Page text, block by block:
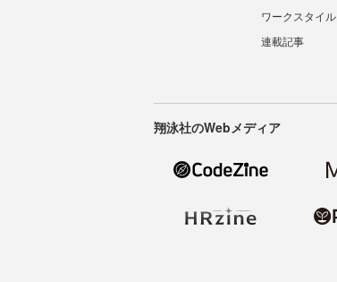
ワークスタイル
連載記事
翔泳社のWebメディア